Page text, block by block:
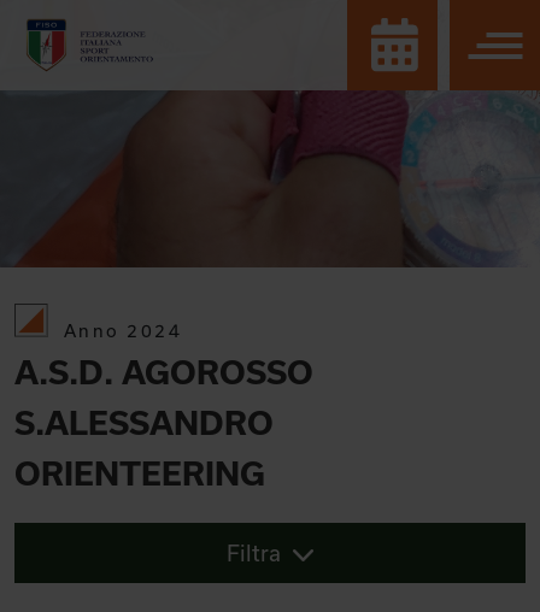
Anno 2024
A.S.D. AGOROSSO
S.ALESSANDRO
ORIENTEERING
Filtra